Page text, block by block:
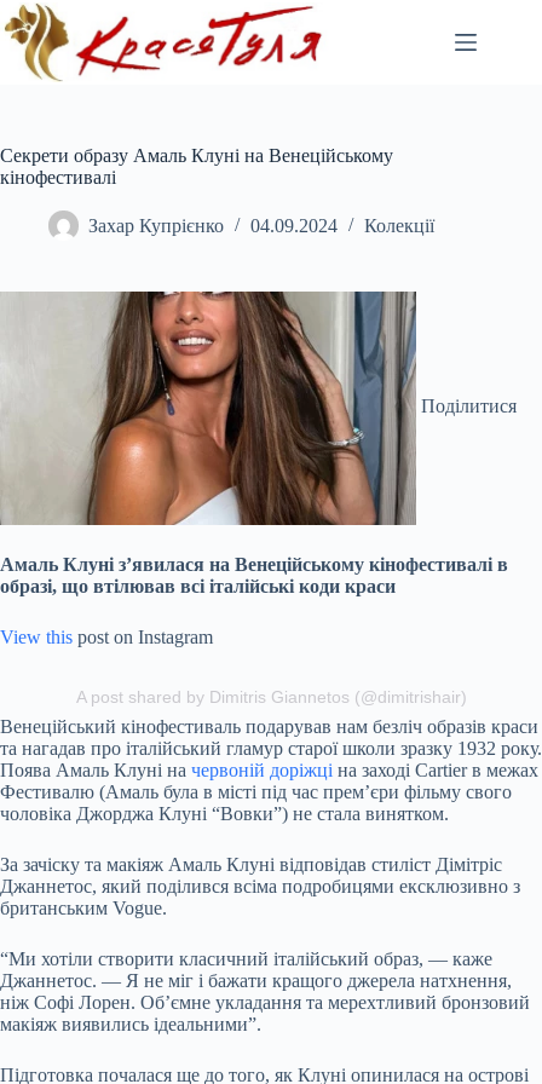
Перейти
до
вмісту
Секрети образу Амаль Клуні на Венеційському
кінофестивалі
Захар Купрієнко 04.09.2024 Колекції
Поділитися
Амаль Клуні з’явилася на Венеційському кінофестивалі в
образі, що втілював всі італійські коди краси
View this post on Instagram
A post shared by Dimitris Giannetos (@dimitrishair)
Венеційський кінофестиваль подарував нам безліч образів краси
та нагадав про італійський гламур старої школи зразку 1932 року.
Поява Амаль Клуні на червоній доріжці на заході Cartier в межах
Фестивалю (Амаль була в місті під час прем’єри фільму свого
чоловіка Джорджа Клуні “Вовки”) не стала винятком.
За зачіску та макіяж Амаль Клуні відповідав стиліст Дімітріс
Джаннетос, який поділився всіма подробицями ексклюзивно з
британським Vogue.
“Ми хотіли створити класичний італійський образ, — каже
Джаннетос. — Я не міг і бажати кращого джерела натхнення,
ніж Софі Лорен. Об’ємне укладання та мерехтливий бронзовий
макіяж виявились ідеальними”.
Підготовка почалася ще до того, як Клуні опинилася на острові